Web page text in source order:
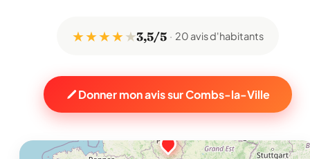
★ ★ ★ ★★3,5/5 20 avis d'habitants
Donner mon avis sur Combs-la-Ville